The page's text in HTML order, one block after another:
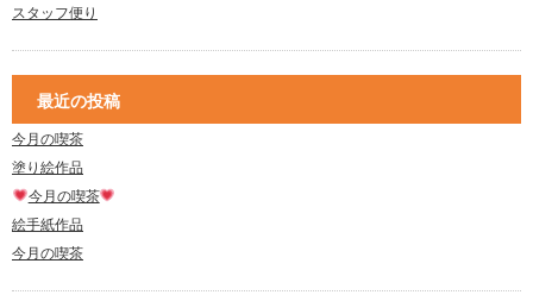
スタッフ便り
最近の投稿
今月の喫茶
塗り絵作品
今月の喫茶
絵手紙作品
今月の喫茶